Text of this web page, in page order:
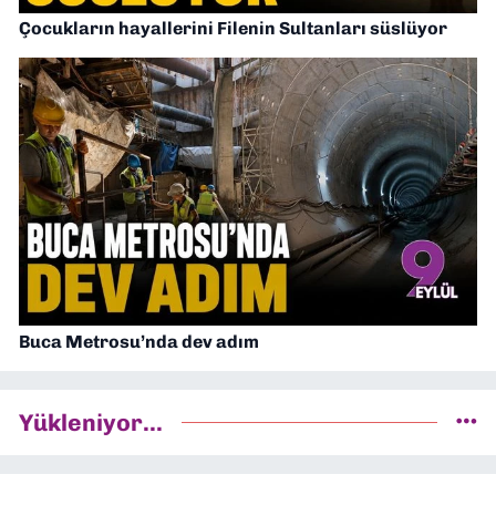
Çocukların hayallerini Filenin Sultanları süslüyor
Buca Metrosu’nda dev adım
Yükleniyor...